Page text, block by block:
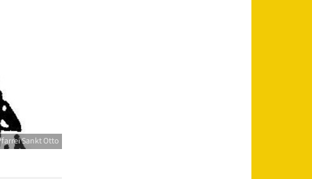
Sankt Otto